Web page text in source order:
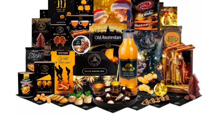
Showroom
Over Kerst & Kado